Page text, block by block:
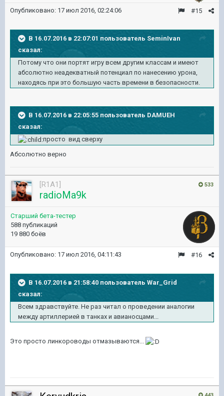
#15
Опубликовано: 17 июл 2016, 02:24:06
В 16.07.2016 в 22:07:01 пользователь SeminIvan
сказал:
Потому что они портят игру всем другим классам и имеют
абсолютно неадекватный потенциал по нанесению урона,
находясь при это большую часть времени в безопасности.
В 16.07.2016 в 22:05:55 пользователь DAMUEH
сказал:
просто вид сверху
Абсолютно верно
533
[R1A1]
radioMa9k
Старший бета-тестер
588 публикаций
19 880 боёв
#16
Опубликовано: 17 июл 2016, 04:11:43
В 16.07.2016 в 21:58:40 пользователь War_Grid
сказал:
Всем здравствуйте. Не раз читал о проведении аналогии
между артиллерией в танках и авианосцами...
Это просто линкороводы отмазываются...